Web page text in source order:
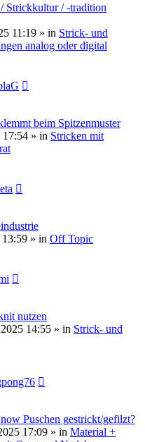
Strickkultur / -tradition
11:19 » in Strick- und
analog oder digital
beim Spitzenmuster
» in Stricken mit
» in Off Topic
nutzen
14:55 » in Strick- und
Puschen gestrickt/gefilzt?
17:09 » in Material +